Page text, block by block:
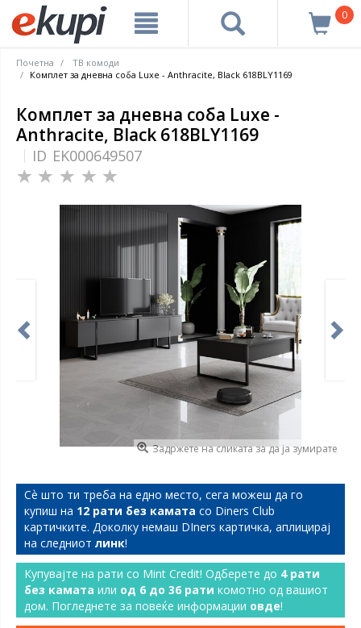
0
Почетна
ТВ комоди
Комплет за дневна соба Luxe - Anthracite, Black 618BLY1169
Комплет за дневна соба Luxe -
Anthracite, Black 618BLY1169
ID EK000649507
Задржете на сликата за да ја зумирате
Сѐ што ти треба на едно место, сега можеш да го
купиш на 12 рати без камата со Diners Club
картичките. Доколку немаш DIners картичка, аплицирај
на следниот линк!
Купувајте на рати со Mint Credit! Одберете до 4 рати
без камата или од 6 до 36 рати комотно од вашиот
дом. Погледнете за повеќе информации овде!